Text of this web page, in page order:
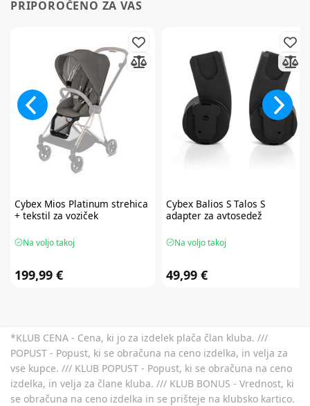
PRIPOROČENO ZA VAS
CybexMios Platinum strehica
+ tekstil za voziček
Na voljo takoj
199,99 €
CybexBalios S Talos S
adapter za avtosedež
Na voljo takoj
49,99 €
*KLUB CENA - Cena, ki jo za izdelek plača član kluba. ///
POPUST - Popust, ki se obračuna na ceno izdelka, in velja za
vse kupce. /// KLUB POPUST - Popust, ki se obračuna na ceno
izdelka, in velja za člane kluba. /// KLUB BONUS - Vrednost, ki
se obračuna na ceno izdelka in se prišteje na klubsko kartico.